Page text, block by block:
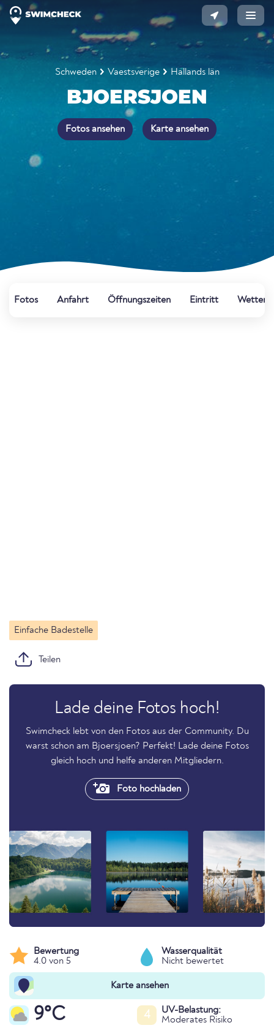
Schweden Vaestsverige Hallands län
BJOERSJOEN
Fotos ansehen Karte ansehen
Fotos Anfahrt Öffnungszeiten Eintritt Wetter
Einfache Badestelle
Teilen
Lade deine Fotos hoch!
Swimcheck lebt von den Fotos aus der Community. Du
warst schon am Bjoersjoen? Perfekt! Lade deine Fotos
gleich hoch und helfe anderen Mitgliedern.
Foto hochladen
Bewertung
4.0 von 5
Wasserqualität
Nicht bewertet
Karte ansehen
9°C 4
UV-Belastung:
Moderates Risiko